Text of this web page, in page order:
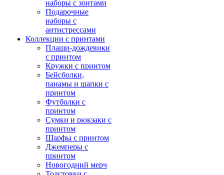
наборы с зонтами
Подарочные
наборы с
антистрессами
Коллекции с принтами
Плащи-дождевики
с принтом
Кружки с принтом
Бейсболки,
панамы и шапки с
принтом
Футболки с
принтом
Сумки и рюкзаки с
принтом
Шарфы с принтом
Джемперы с
принтом
Новогодний мерч